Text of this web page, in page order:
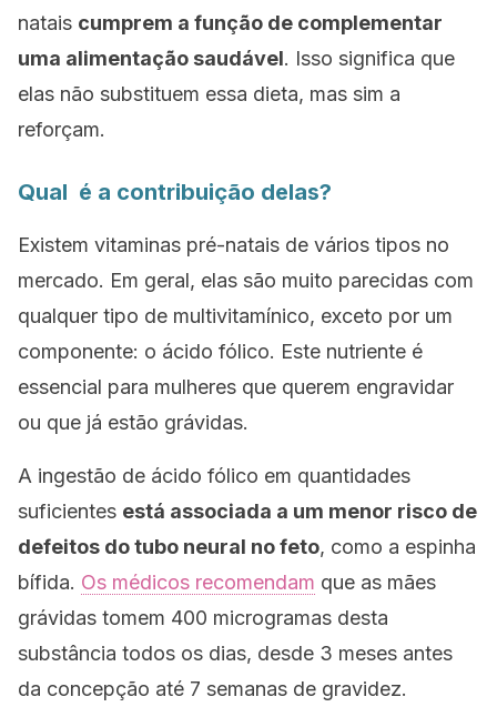
natais cumprem a função de complementar
uma alimentação saudável. Isso significa que
elas não substituem essa dieta, mas sim a
reforçam.
Qual é a contribuição delas?
Existem vitaminas pré-natais de vários tipos no
mercado. Em geral, elas são muito parecidas com
qualquer tipo de multivitamínico, exceto por um
componente: o ácido fólico. Este nutriente é
essencial para mulheres que querem engravidar
ou que já estão grávidas.
A ingestão de ácido fólico em quantidades
suficientes está associada a um menor risco de
defeitos do tubo neural no feto, como a espinha
bífida. Os médicos recomendam que as mães
grávidas tomem 400 microgramas desta
substância todos os dias, desde 3 meses antes
da concepção até 7 semanas de gravidez.